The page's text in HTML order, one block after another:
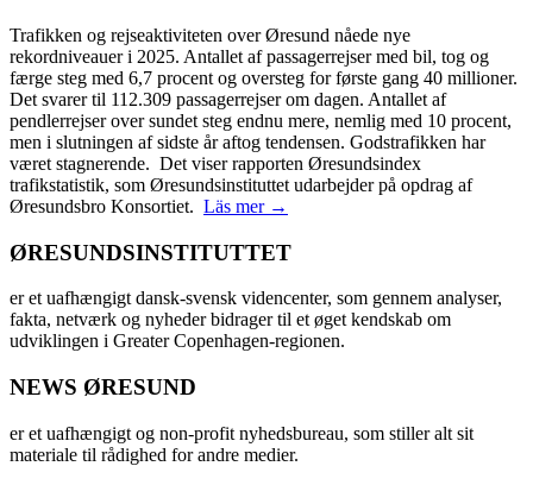
Trafikken og rejseaktiviteten over Øresund nåede nye
rekordniveauer i 2025. Antallet af passagerrejser med bil, tog og
færge steg med 6,7 procent og oversteg for første gang 40 millioner.
Det svarer til 112.309 passagerrejser om dagen. Antallet af
pendlerrejser over sundet steg endnu mere, nemlig med 10 procent,
men i slutningen af sidste år aftog tendensen. Godstrafikken har
været stagnerende. Det viser rapporten Øresundsindex
trafikstatistik, som Øresundsinstituttet udarbejder på opdrag af
Øresundsbro Konsortiet. Läs mer →
ØRESUNDSINSTITUTTET
er et uafhængigt dansk-svensk videncenter, som gennem analyser,
fakta, netværk og nyheder bidrager til et øget kendskab om
udviklingen i Greater Copenhagen-regionen.
NEWS ØRESUND
er et uafhængigt og non-profit nyhedsbureau, som stiller alt sit
materiale til rådighed for andre medier.